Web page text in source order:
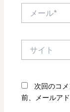
次回のコ
前、メールア